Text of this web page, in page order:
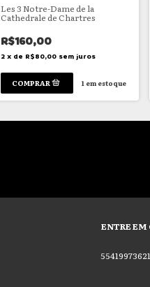
Les 3 Notre-Dame de la
Cathedrale de Chartres
R$160,00
2 x de R$80,00 sem juros
1em estoque
ENTRE EM